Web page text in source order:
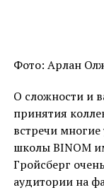
Фото: Арлан
О сложности и
принятия
встречи
школы BINOM
Гройсберг
аудитории на